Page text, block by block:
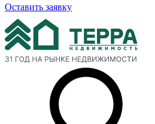
Оставить заявку